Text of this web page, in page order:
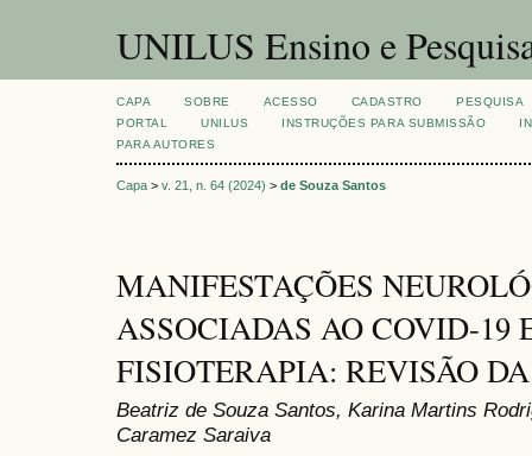
UNILUS Ensino e
CAPA SOBRE ACESSO CADASTRO
PESQUISA
PORTAL
UNILUS INSTRUÇÕES PARA SUBMISSÃO
PARA AUTORES
Capa > v. 21, n. 64 (2024) > de Souza Santos
MANIFESTAÇÕES
ASSOCIADAS AO COVID-19
FISIOTERAPIA: REVISÃO
Beatriz de Souza Santos, Karina Martins
Caramez Saraiva